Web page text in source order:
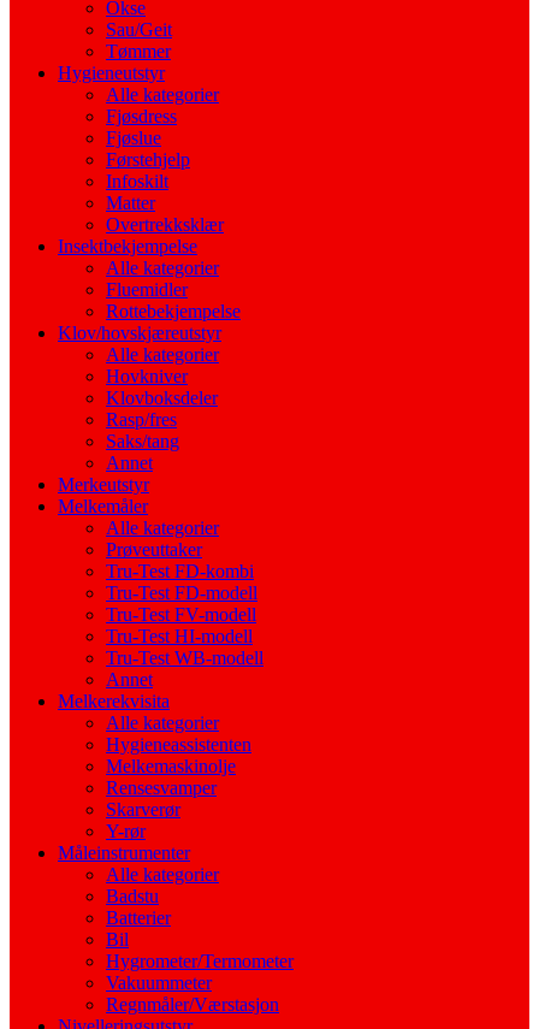
Okse
Sau/Geit
Tømmer
Hygieneutstyr
Alle kategorier
Fjøsdress
Fjøslue
Førstehjelp
Infoskilt
Matter
Overtrekksklær
Insektbekjempelse
Alle kategorier
Fluemidler
Rottebekjempelse
Klov/hovskjæreutstyr
Alle kategorier
Hovkniver
Klovboksdeler
Rasp/fres
Saks/tang
Annet
Merkeutstyr
Melkemåler
Alle kategorier
Prøveuttaker
Tru-Test FD-kombi
Tru-Test FD-modell
Tru-Test FV-modell
Tru-Test HI-modell
Tru-Test WB-modell
Annet
Melkerekvisita
Alle kategorier
Hygieneassistenten
Melkemaskinolje
Rensesvamper
Skarverør
Y-rør
Måleinstrumenter
Alle kategorier
Badstu
Batterier
Bil
Hygrometer/Termometer
Vakuummeter
Regnmåler/Værstasjon